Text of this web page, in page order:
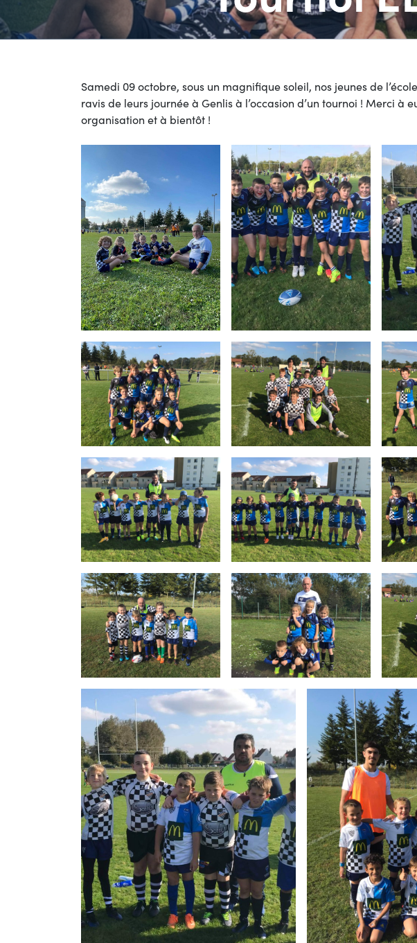
Samedi 09 octobre, sous un magnifique soleil, nos jeunes de
ravis de leurs journée à Genlis à l’occasion d’un tournoi ! Merci à
organisation et à bientôt !